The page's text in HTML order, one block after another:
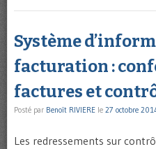
Système
facturation :
factures et
Posté par Benoît RIVIERE le 27 octobre
Les redressements sur